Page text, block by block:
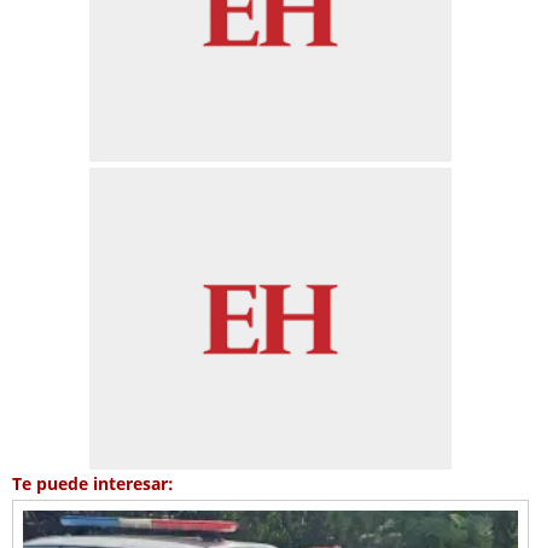
Te puede interesar: